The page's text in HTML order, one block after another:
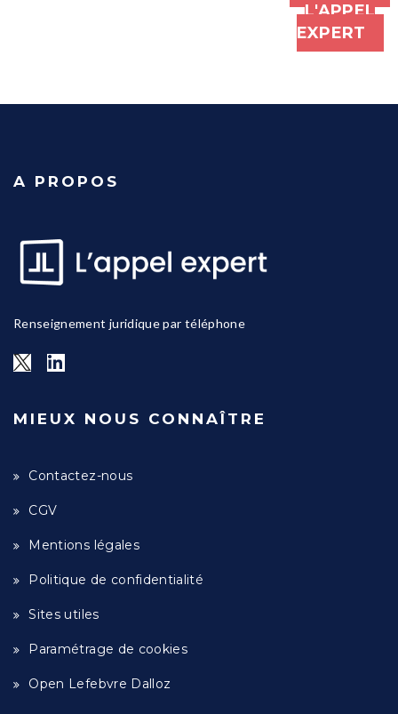
L'APPEL
EXPERT
A PROPOS
Renseignement juridique par téléphone
MIEUX NOUS CONNAÎTRE
Contactez-nous
CGV
Mentions légales
Politique de confidentialité
Sites utiles
Paramétrage de cookies
Open Lefebvre Dalloz